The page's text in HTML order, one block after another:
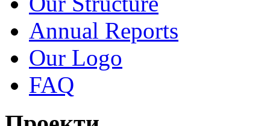
Annual Reports
Our Logo
FAQ